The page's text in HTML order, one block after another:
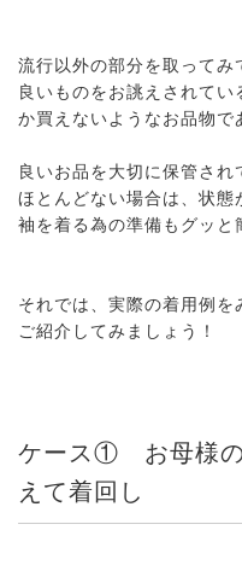
流行以外の部分を取って
良いものをお誂えされて
か買えないようなお品物で
良いお品を大切に保管さ
ほとんどない場合は、状態
袖を着る為の準備もグッと
それでは、実際の着用例を
ご紹介してみましょう！
ケース① お母様の
えて着回し